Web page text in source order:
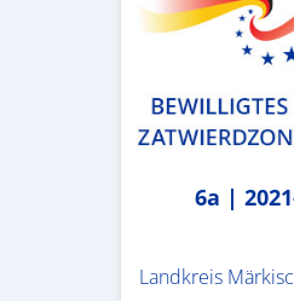
6a |
Landkreis